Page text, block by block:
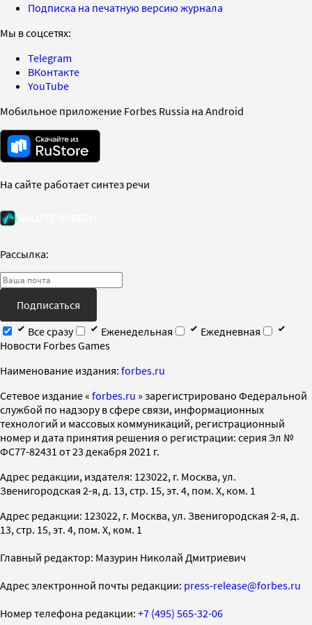
Подписка на печатную версию журнала
Мы в соцсетях:
Telegram
ВКонтакте
YouTube
Мобильное приложение Forbes Russia на Android
На сайте работает синтез речи
Рассылка:
Подписаться
Все сразу
Еженедельная
Ежедневная
Новости Forbes Games
Наименование издания: forbes.ru
Cетевое издание « forbes.ru » зарегистрировано Федеральной
службой по надзору в сфере связи, информационных
технологий и массовых коммуникаций, регистрационный
номер и дата принятия решения о регистрации: серия Эл №
ФС77-82431 от 23 декабря 2021 г.
Адрес редакции, издателя: 123022, г. Москва, ул.
Звенигородская 2-я, д. 13, стр. 15, эт. 4, пом. X, ком. 1
Адрес редакции: 123022, г. Москва, ул. Звенигородская 2-я, д.
13, стр. 15, эт. 4, пом. X, ком. 1
Главный редактор: Мазурин Николай Дмитриевич
Адрес электронной почты редакции: press-release@forbes.ru
Номер телефона редакции: +7 (495) 565-32-06